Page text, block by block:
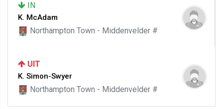
IN
K. McAdam
Northampton Town - Middenvelder #
UIT
K. Simon-Swyer
Northampton Town - Middenvelder #